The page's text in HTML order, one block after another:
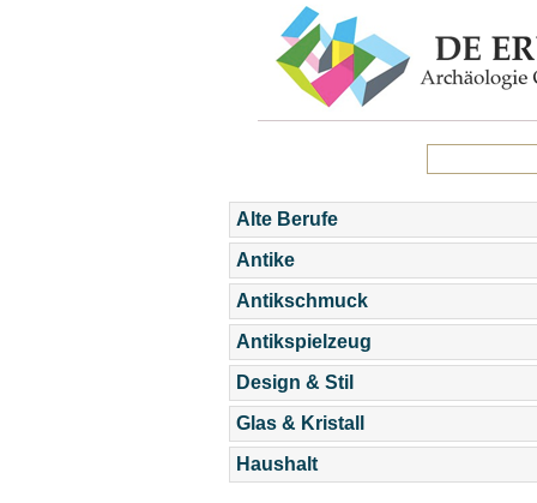
Alte Berufe
Antike
Antikschmuck
Antikspielzeug
Design & Stil
Glas & Kristall
Haushalt